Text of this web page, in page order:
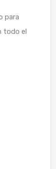
para
todo el